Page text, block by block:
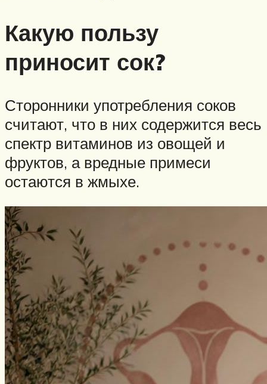
Какую пользу
приносит сок?
Сторонники употребления соков
считают, что в них содержится весь
спектр витаминов из овощей и
фруктов, а вредные примеси
остаются в жмыхе.